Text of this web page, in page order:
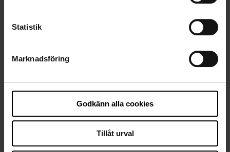
Statistik
Marknadsföring
Godkänn alla cookies
Tillåt urval
Vill du spärra denna tolk från dina framtida
bokningsförfrågningar?
Finns det något annat som vi behöver känna till?